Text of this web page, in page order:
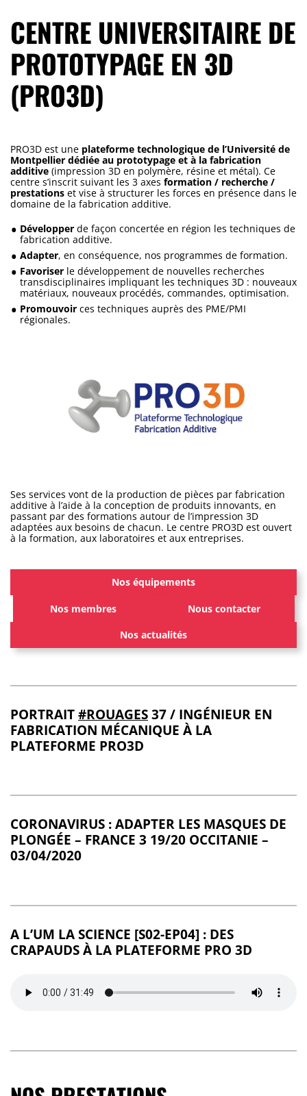
CENTRE UNIVERSITAIRE DE
PROTOTYPAGE EN 3D
(PRO3D)
PRO3D est une plateforme technologique de l’Université de
Montpellier dédiée au prototypage et à la fabrication
additive (impression 3D en polymère, résine et métal). Ce
centre s’inscrit suivant les 3 axes formation / recherche /
prestations et vise à structurer les forces en présence dans le
domaine de la fabrication additive.
Développer de façon concertée en région les techniques de
fabrication additive.
Adapter, en conséquence, nos programmes de formation.
Favoriser le développement de nouvelles recherches
transdisciplinaires impliquant les techniques 3D : nouveaux
matériaux, nouveaux procédés, commandes, optimisation.
Promouvoir ces techniques auprès des PME/PMI
régionales.
Ses services vont de la production de pièces par fabrication
additive à l’aide à la conception de produits innovants, en
passant par des formations autour de l’impression 3D
adaptées aux besoins de chacun. Le centre PRO3D est ouvert
à la formation, aux laboratoires et aux entreprises.
Nos équipements
Nos membres Nous contacter
Nos actualités
PORTRAIT#ROUAGES37 / INGÉNIEUR EN
FABRICATION MÉCANIQUE À LA
PLATEFORME PRO3D
CORONAVIRUS : ADAPTER LES MASQUES DE
PLONGÉE – FRANCE 3 19/20 OCCITANIE –
03/04/2020
A L’UM LA SCIENCE [S02-EP04] : DES
CRAPAUDS À LA PLATEFORME PRO 3D